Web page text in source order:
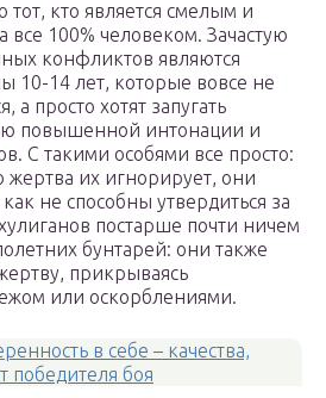
тот, кто является смелым и
100% человеком. Зачастую
конфликтов являются
10-14 лет, которые вовсе не
а просто хотят запугать
повышенной интонации и
С такими особями все просто:
жертва их игнорирует, они
не способны утвердиться за
постарше почти ничем
бунтарей: они также
прикрываясь
или оскорблениями.